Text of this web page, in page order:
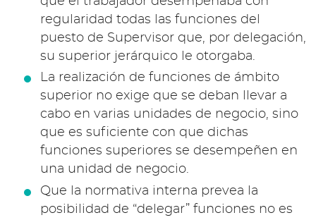
regularidad todas las funciones del
puesto de Supervisor que, por delegación,
su superior jerárquico le otorgaba.
La realización de funciones de ámbito
superior no exige que se deban llevar a
cabo en varias unidades de negocio, sino
que es suficiente con que dichas
funciones superiores se desempeñen en
una unidad de negocio.
Que la normativa interna prevea la
posibilidad de “delegar” funciones no es